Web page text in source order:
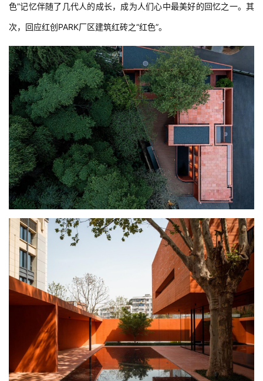
色”记忆伴随了几代人的成长，成为人们心中最美好的回忆之一。其
次，回应红创PARK厂区建筑红砖之“红色”。